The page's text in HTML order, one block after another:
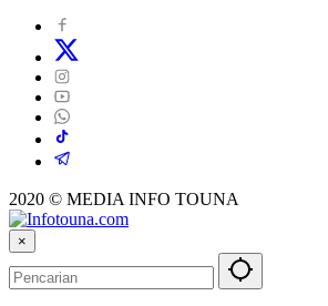
2020 © MEDIA INFO TOUNA
×